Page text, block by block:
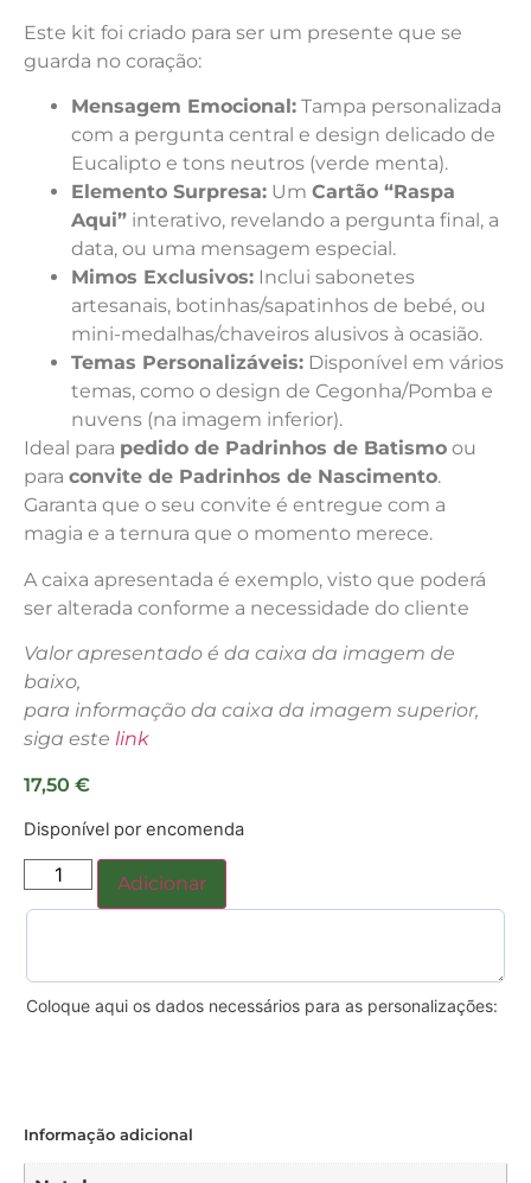
Este kit foi criado para ser um presente que se
guarda no coração:
Mensagem Emocional: Tampa personalizada
com a pergunta central e design delicado de
Eucalipto e tons neutros (verde menta).
Elemento Surpresa: Um Cartão “Raspa
Aqui” interativo, revelando a pergunta final, a
data, ou uma mensagem especial.
Mimos Exclusivos: Inclui sabonetes
artesanais, botinhas/sapatinhos de bebé, ou
mini-medalhas/chaveiros alusivos à ocasião.
Temas Personalizáveis: Disponível em vários
temas, como o design de Cegonha/Pomba e
nuvens (na imagem inferior).
Ideal para pedido de Padrinhos de Batismo ou
para convite de Padrinhos de Nascimento.
Garanta que o seu convite é entregue com a
magia e a ternura que o momento merece.
A caixa apresentada é exemplo, visto que poderá
ser alterada conforme a necessidade do cliente
Valor apresentado é da caixa da imagem de
baixo,
para informação da caixa da imagem superior,
siga este link
17,50 €
Disponível por encomenda
Adicionar
Coloque aqui os dados necessários para as personalizações:
Informação adicional